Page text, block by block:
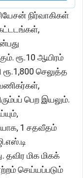
நிர்வாகிகள்
ரூ.10 ஆயிரம்
செலுத்த
வணிகர்கள்,
பெற இயலும்.
1 சதவீதம்
மிக மிகக்
செய்யப்படும்